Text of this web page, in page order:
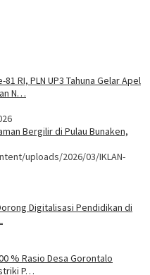
RI, PLN UP3 Tahuna Gelar Apel
N…
Bergilir di Pulau Bunaken,
uploads/2026/03/IKLAN-
Digitalisasi Pendidikan di
% Rasio Desa Gorontalo
P…